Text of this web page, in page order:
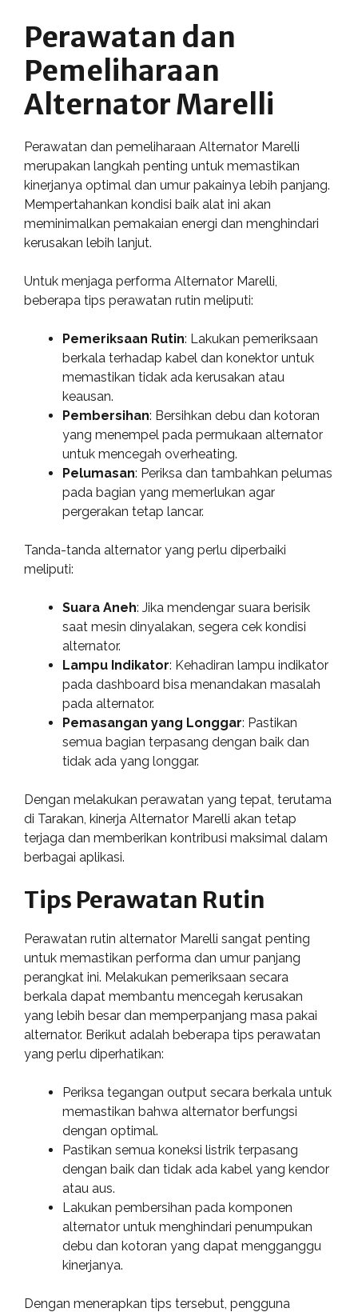
Perawatan dan
Pemeliharaan
Alternator Marelli
Perawatan dan pemeliharaan Alternator Marelli
merupakan langkah penting untuk memastikan
kinerjanya optimal dan umur pakainya lebih panjang.
Mempertahankan kondisi baik alat ini akan
meminimalkan pemakaian energi dan menghindari
kerusakan lebih lanjut.
Untuk menjaga performa Alternator Marelli,
beberapa tips perawatan rutin meliputi:
Pemeriksaan Rutin: Lakukan pemeriksaan
berkala terhadap kabel dan konektor untuk
memastikan tidak ada kerusakan atau
keausan.
Pembersihan: Bersihkan debu dan kotoran
yang menempel pada permukaan alternator
untuk mencegah overheating.
Pelumasan: Periksa dan tambahkan pelumas
pada bagian yang memerlukan agar
pergerakan tetap lancar.
Tanda-tanda alternator yang perlu diperbaiki
meliputi:
Suara Aneh: Jika mendengar suara berisik
saat mesin dinyalakan, segera cek kondisi
alternator.
Lampu Indikator: Kehadiran lampu indikator
pada dashboard bisa menandakan masalah
pada alternator.
Pemasangan yang Longgar: Pastikan
semua bagian terpasang dengan baik dan
tidak ada yang longgar.
Dengan melakukan perawatan yang tepat, terutama
di Tarakan, kinerja Alternator Marelli akan tetap
terjaga dan memberikan kontribusi maksimal dalam
berbagai aplikasi.
Tips Perawatan Rutin
Perawatan rutin alternator Marelli sangat penting
untuk memastikan performa dan umur panjang
perangkat ini. Melakukan pemeriksaan secara
berkala dapat membantu mencegah kerusakan
yang lebih besar dan memperpanjang masa pakai
alternator. Berikut adalah beberapa tips perawatan
yang perlu diperhatikan:
Periksa tegangan output secara berkala untuk
memastikan bahwa alternator berfungsi
dengan optimal.
Pastikan semua koneksi listrik terpasang
dengan baik dan tidak ada kabel yang kendor
atau aus.
Lakukan pembersihan pada komponen
alternator untuk menghindari penumpukan
debu dan kotoran yang dapat mengganggu
kinerjanya.
Dengan menerapkan tips tersebut, pengguna